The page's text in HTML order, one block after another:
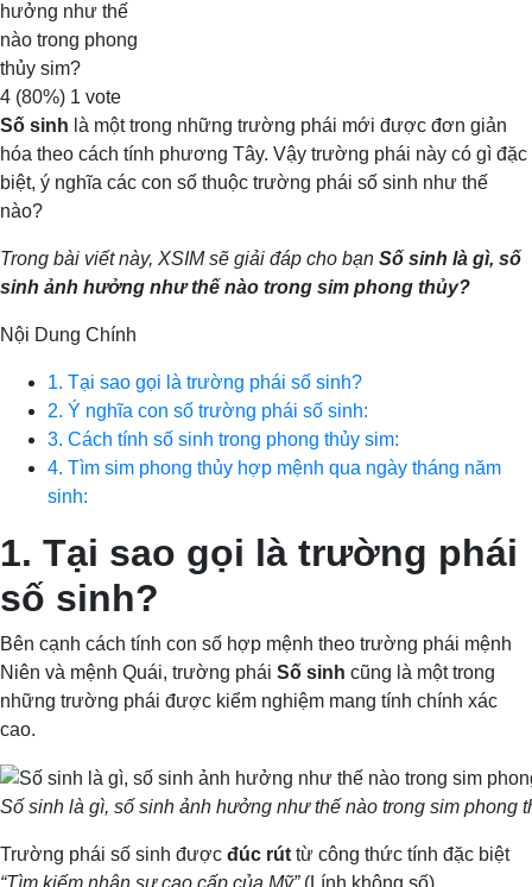
hưởng như thế
nào trong phong
thủy sim?
4 (80%) 1 vote
Số sinh là một trong những trường phái mới được đơn giản
hóa theo cách tính phương Tây. Vậy trường phái này có gì đặc
biệt, ý nghĩa các con số thuộc trường phái số sinh như thế
nào?
Trong bài viết này, XSIM sẽ giải đáp cho bạn Số sinh là gì, số
sinh ảnh hưởng như thế nào trong sim phong thủy?
Nội Dung Chính
1. Tại sao gọi là trường phái số sinh?
2. Ý nghĩa con số trường phái số sinh:
3. Cách tính số sinh trong phong thủy sim:
4. Tìm sim phong thủy hợp mệnh qua ngày tháng năm
sinh:
1. Tại sao gọi là trường phái
số sinh?
Bên cạnh cách tính con số hợp mệnh theo trường phái mệnh
Niên và mệnh Quái, trường phái Số sinh cũng là một trong
những trường phái được kiểm nghiệm mang tính chính xác
cao.
Số sinh là gì, số sinh ảnh hưởng như thế nào trong sim phong
Trường phái số sinh được đúc rút từ công thức tính đặc biệt
“Tìm kiếm nhân sự cao cấp của Mỹ”(Lính không số).